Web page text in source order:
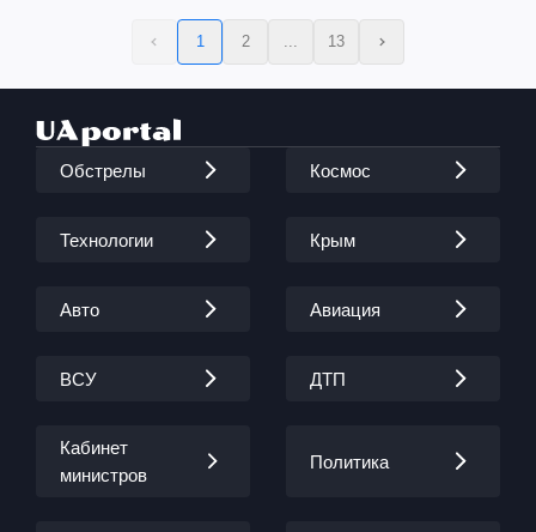
1 2 13
Обстрелы Космос
Технологии Крым
Авто Авиация
ВСУ ДТП
Кабинет
министров
Политика